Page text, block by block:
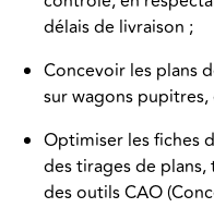
délais de livraison ;
Concevoir les plans
sur wagons
Optimiser les fiches
des tirages de
des outils CAO